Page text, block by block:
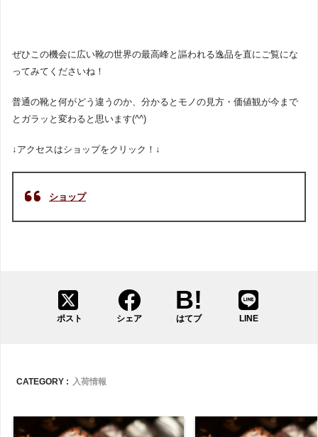
ぜひこの機会に広い靴の世界の最高峰と謳われる逸品を直にご覧にな
ってみてくださいね！
普通の靴と何がどう違うのか、分かるとモノの見方・価値観が今まで
とガラッと変わると思います(^^)
↓アクセスはショップをクリック！↓
ショップ
ポスト シェア はてブ LINE
CATEGORY : 入荷情報